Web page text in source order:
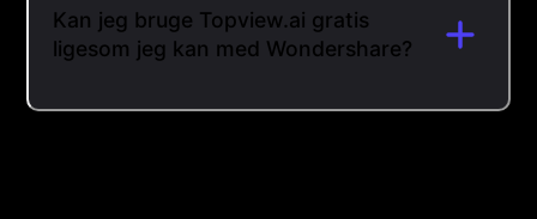
Kan jeg bruge Topview.ai gratis
ligesom jeg kan med Wondershare?